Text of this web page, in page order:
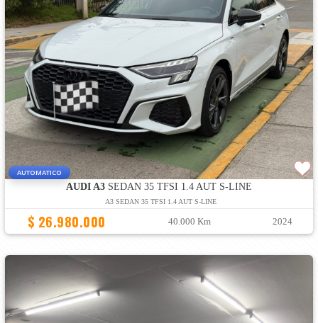
AUTOMATICO
AUDI A3SEDAN 35 TFSI 1.4 AUT S-LINE
A3 SEDAN 35 TFSI 1.4 AUT S-LINE
$ 26.980.000 40.000 Km 2024